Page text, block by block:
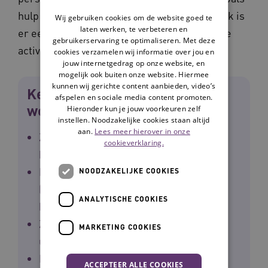
hulp bij het bestellen van boodschappen. Ook is
er een brasserie en worden er verschillende
activiteiten georganiseerd.
Kenmerken nieuw
woonzorgconcept Envida:
Zelfregie en autonomie van bewoners
bevorderen.
Begeleiden in plaats van overnemen
(zorgen met de handen op de rug): wat
heeft de bewoner nodig?
Zorg in de nabijheid voor iedereen, 24
uur per dag.
Domeinoverstijgend: wijk- en
Wij gebruiken cookies om de website goed te
laten werken, te verbeteren en
gebruikerservaring te optimaliseren. Met deze
cookies verzamelen wij informatie over jou en
jouw internetgedrag op onze website, en
mogelijk ook buiten onze website. Hiermee
kunnen wij gerichte content aanbieden, video’s
afspelen en sociale media content promoten.
Hieronder kun je jouw voorkeuren zelf
instellen. Noodzakelijke cookies staan altijd
aan. Lees meer hierover in onze
cookieverklaring.
NOODZAKELIJKE COOKIES
ANALYTISCHE COOKIES
MARKETING COOKIES
ACCEPTEER ALLE COOKIES